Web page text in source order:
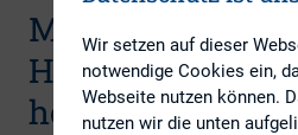
Herbst 2017 –
heute möglich
Wir setzen auf dieser
notwendige Cookies ein,
Webseite nutzen können.
nutzen wir die unten